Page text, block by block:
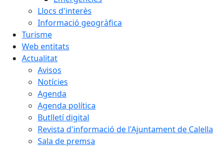
Llocs d'interès
Informació geogràfica
Turisme
Web entitats
Actualitat
Avisos
Notícies
Agenda
Agenda política
Butlletí digital
Revista d'informació de l'Ajuntament de Calella
Sala de premsa